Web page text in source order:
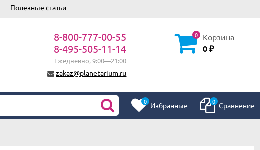
Полезные статьи
8-800-777-00-55
8-495-505-11-14
Ежедневно, 9:00—21:00
zakaz@planetarium.ru
0 Корзина
0 ₽
0 Избранные 0 Сравнение